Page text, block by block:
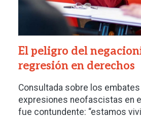
El peligro del
regresión en derechos
Consultada sobre los
expresiones neofascistas en
fue contundente: “estamos